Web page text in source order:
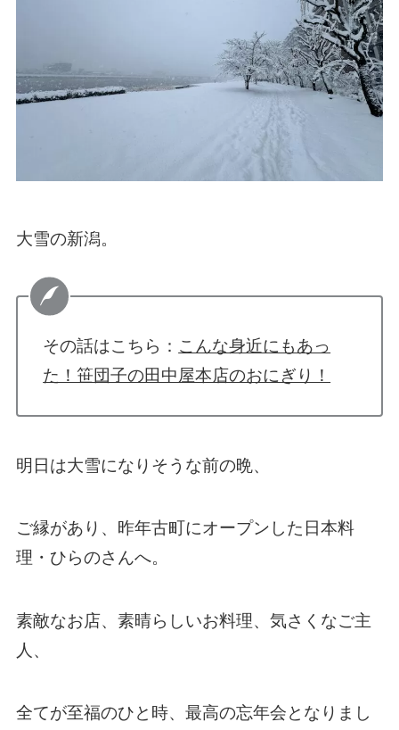
大雪の新潟。
その話はこちら： こんな身近にもあっ
た！笹団子の田中屋本店のおにぎり！
明日は大雪になりそうな前の晩、
ご縁があり、昨年古町にオープンした日本料
理・ひらのさんへ。
素敵なお店、素晴らしいお料理、気さくなご主
人、
全てが至福のひと時、最高の忘年会となりまし